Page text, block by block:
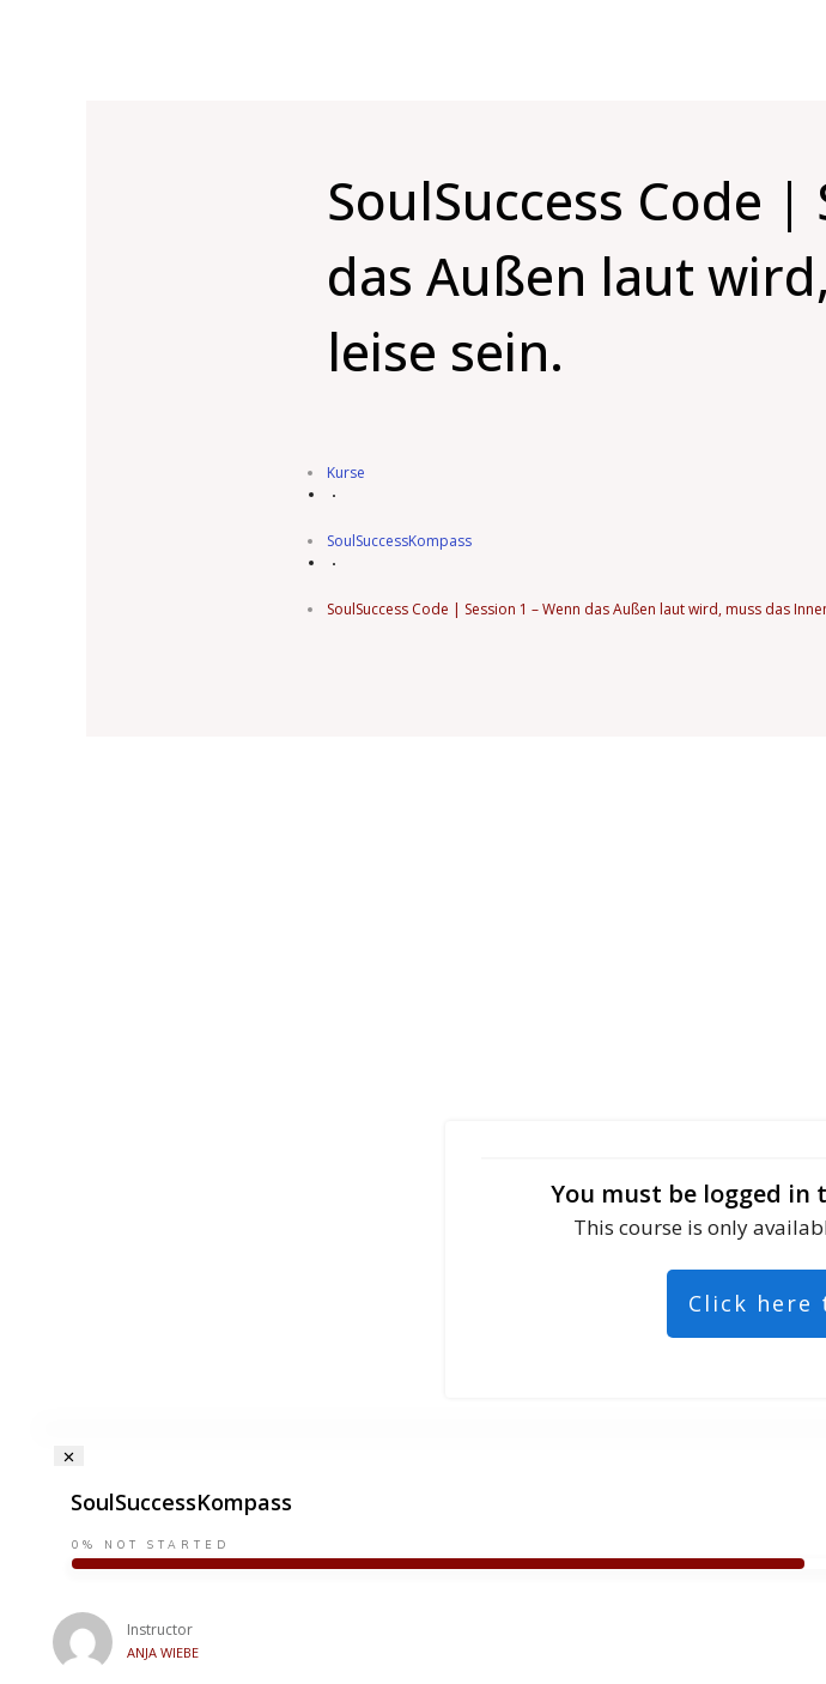
SoulSuccess Code |
das Außen laut
leise sein.
Kurse
SoulSuccessKompass
SoulSuccess Code | Session 1 – Wenn das Außen laut wird, muss das
You must be logged in
This course is only
Click here
SoulSuccessKompass
0% NOT STARTED
Instructor
ANJA WIEBE